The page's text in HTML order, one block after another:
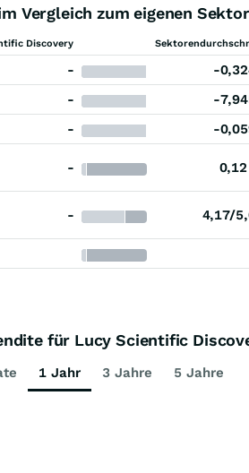
Vergleich zum eigenen
Discovery
- -
- -
- -
-
- 4,17/
für Lucy Scientific
1 Jahr 3 Jahre 5 Jahre